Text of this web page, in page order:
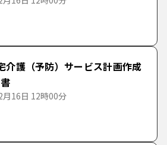
介護（予防）サービス計画作成
16日 12時00分